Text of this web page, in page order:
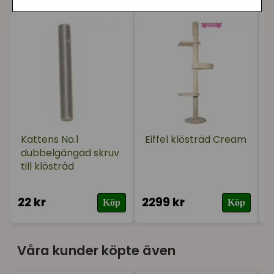
Kattens No.1
dubbelgängad skruv
till klösträd
22 kr Köp
Eiffel klösträd Cream
2299 kr Köp
Våra kunder köpte även